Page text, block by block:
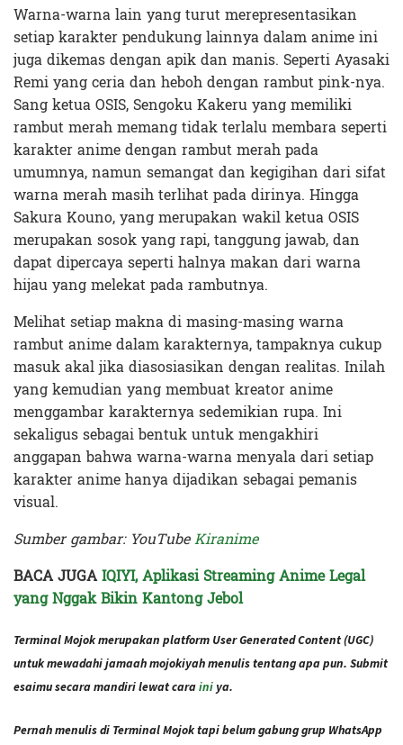
Warna-warna lain yang turut merepresentasikan
setiap karakter pendukung lainnya dalam anime ini
juga dikemas dengan apik dan manis. Seperti Ayasaki
Remi yang ceria dan heboh dengan rambut pink-nya.
Sang ketua OSIS, Sengoku Kakeru yang memiliki
rambut merah memang tidak terlalu membara seperti
karakter anime dengan rambut merah pada
umumnya, namun semangat dan kegigihan dari sifat
warna merah masih terlihat pada dirinya. Hingga
Sakura Kouno, yang merupakan wakil ketua OSIS
merupakan sosok yang rapi, tanggung jawab, dan
dapat dipercaya seperti halnya makan dari warna
hijau yang melekat pada rambutnya.
Melihat setiap makna di masing-masing warna
rambut anime dalam karakternya, tampaknya cukup
masuk akal jika diasosiasikan dengan realitas. Inilah
yang kemudian yang membuat kreator anime
menggambar karakternya sedemikian rupa. Ini
sekaligus sebagai bentuk untuk mengakhiri
anggapan bahwa warna-warna menyala dari setiap
karakter anime hanya dijadikan sebagai pemanis
visual.
Sumber gambar: YouTubeKiranime
BACA JUGAIQIYI, Aplikasi Streaming Anime Legal
yang Nggak Bikin Kantong Jebol
Terminal Mojok merupakan platform User Generated Content (UGC)
untuk mewadahi jamaah mojokiyah menulis tentang apa pun. Submit
esaimu secara mandiri lewat caraini ya.
Pernah menulis di Terminal Mojok tapi belum gabung grup WhatsApp